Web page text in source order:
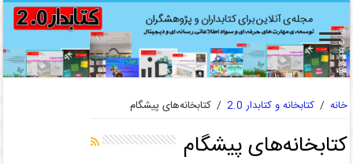
خانه / کتابخانه و کتابدار 2.0 / کتابخانه‌های پیشگام
کتابخانه‌های پیشگام